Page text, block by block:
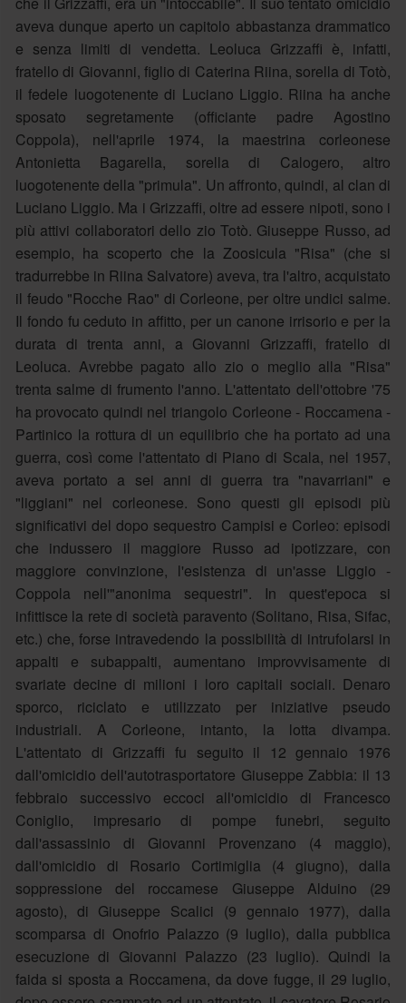
aveva dunque aperto un capitolo abbastanza drammatico
e senza limiti di vendetta. Leoluca Grizzaffi è, infatti,
fratello di Giovanni, figlio di Caterina Riina, sorella di Totò,
il fedele luogotenente di Luciano Liggio. Riina ha anche
sposato segretamente (officiante padre Agostino
Coppola), nell'aprile 1974, la maestrina corleonese
Antonietta Bagarella, sorella di Calogero, altro
luogotenente della "primula". Un affronto, quindi, al clan di
Luciano Liggio. Ma i Grizzaffi, oltre ad essere nipoti, sono i
più attivi collaboratori dello zio Totò. Giuseppe Russo, ad
esempio, ha scoperto che la Zoosicula "Risa" (che si
tradurrebbe in Riina Salvatore) aveva, tra l'altro, acquistato
il feudo "Rocche Rao" di Corleone, per oltre undici salme.
Il fondo fu ceduto in affitto, per un canone irrisorio e per la
durata di trenta anni, a Giovanni Grizzaffi, fratello di
Leoluca. Avrebbe pagato allo zio o meglio alla "Risa"
trenta salme di frumento l'anno. L'attentato dell'ottobre '75
ha provocato quindi nel triangolo Corleone - Roccamena -
Partinico la rottura di un equilibrio che ha portato ad una
guerra, così come l'attentato di Piano di Scala, nel 1957,
aveva portato a sei anni di guerra tra "navarriani" e
"liggiani" nel corleonese. Sono questi gli episodi più
significativi del dopo sequestro Campisi e Corleo: episodi
che indussero il maggiore Russo ad ipotizzare, con
maggiore convinzione, l'esistenza di un'asse Liggio -
Coppola nell'"anonima sequestri". In quest'epoca si
infittisce la rete di società paravento (Solitano, Risa, Sifac,
etc.) che, forse intravedendo la possibilità di intrufolarsi in
appalti e subappalti, aumentano improvvisamente di
svariate decine di milioni i loro capitali sociali. Denaro
sporco, riciclato e utilizzato per iniziative pseudo
industriali. A Corleone, intanto, la lotta divampa.
L'attentato di Grizzaffi fu seguito il 12 gennaio 1976
dall'omicidio dell'autotrasportatore Giuseppe Zabbia: il 13
febbraio successivo eccoci all'omicidio di Francesco
Coniglio, impresario di pompe funebri, seguito
dall'assassinio di Giovanni Provenzano (4 maggio),
dall'omicidio di Rosario Cortimiglia (4 giugno), dalla
soppressione del roccamese Giuseppe Alduino (29
agosto), di Giuseppe Scalici (9 gennaio 1977), dalla
scomparsa di Onofrio Palazzo (9 luglio), dalla pubblica
esecuzione di Giovanni Palazzo (23 luglio). Quindi la
faida si sposta a Roccamena, da dove fugge, il 29 luglio,